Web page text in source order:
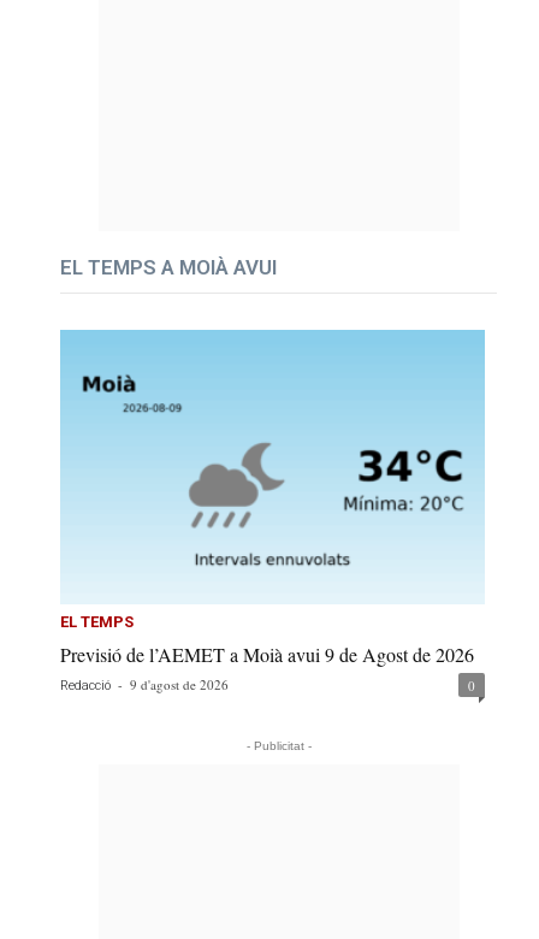
EL TEMPS A MOIÀ AVUI
EL TEMPS
Previsió de l’AEMET a Moià avui 9 de Agost de 2026
Redacció - 9 d'agost de 2026 0
- Publicitat -